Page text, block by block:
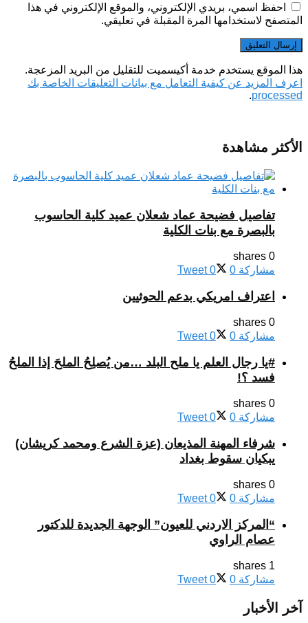
احفظ اسمي، بريدي الإلكتروني، والموقع الإلكتروني في هذا
المتصفح لاستخدامها المرة المقبلة في تعليقي.
هذا الموقع يستخدم خدمة أكيسميت للتقليل من البريد المزعجة.
اعرف المزيد عن كيفية التعامل مع بيانات التعليقات الخاصة بك
processed
.
الأكثر مشاهدة
تفاصيل فضيحة عماد شعلان عميد كلية الحاسوب
بالبصرة مع بنات الكلية
0 shares
مشاركة 0
Tweet 0
اعتراف امريكي بدعم الحوثيين
0 shares
مشاركة 0
Tweet 0
#يا رجال العلم يا ملح البلد …من يُصلِحُ الملحَ إذا الملحُ
فسد ؟!
0 shares
مشاركة 0
Tweet 0
شرفاء المهنة المذيعان (عزة الشرع ومحمد كريشان)
يبكيان سقوط بغداد
0 shares
مشاركة 0
Tweet 0
“المركز الاردني للعيون” الوجهة الجديدة للدكتور
عصام الراوي
1 shares
مشاركة 0
Tweet 0
آخر الأخبار